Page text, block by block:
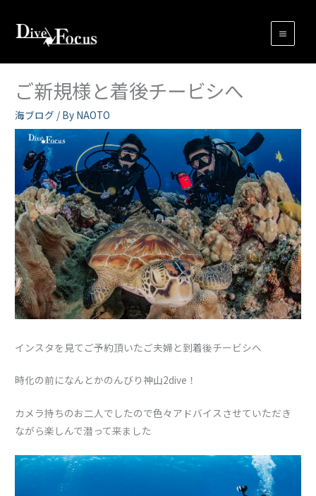
ス
ご新規様と着後チービシへ
海ブログ / By NAOTO
インスタを見てご予約頂いたご夫婦と到着後チービシへ
時化の前になんとかのんびり神山2dive！
カメラ持ちのお二人でしたので色々アドバイスさせていただき
ながら楽しんで潜って来ました